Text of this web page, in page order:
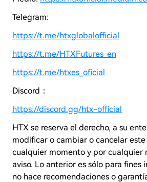
Telegram:
https://t.me/htxglobalofficial
https://t.me/HTXFutures_en
https://t.me/htxes_oficial
Discord：
https://discord.gg/htx-official
HTX se reserva el derecho, a su
modificar o cambiar o cancelar
cualquier momento y por cualquier
aviso. Lo anterior es sólo para fines
no hace recomendaciones o